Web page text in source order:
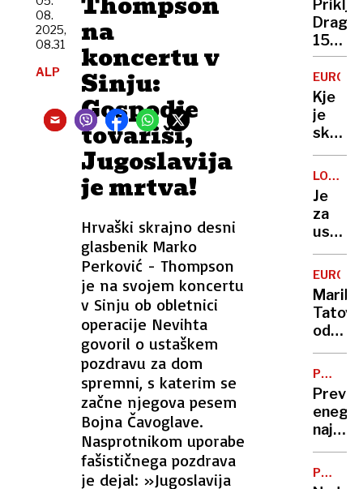
na
koncertu v
Sinju:
Gospodje
tovariši,
Jugoslavija
je mrtva!
Hrvaški skrajno desni
glasbenik Marko
Perković - Thompson
je na svojem koncertu
v Sinju ob obletnici
operacije Nevihta
govoril o ustaškem
pozdravu za dom
spremni, s katerim se
začne njegova pesem
Bojna Čavoglave.
Nasprotnikom uporabe
fašističnega pozdrava
je dejal: »Jugoslavija
08.
2025,
08.31
ALP
za
vlado
to ni
15
let
je
od
do
konca
Kje
je
ga
išče,
čas
se
izteka
LOČITEV
PRED
VRATI
Je
za
uspehi
Pepa
in
Cityja
stala
žena
Tatovi
odnesli
za
več
sto
tisoč
evrov
nakita
L.O.S.
enega
bi
POSKUS